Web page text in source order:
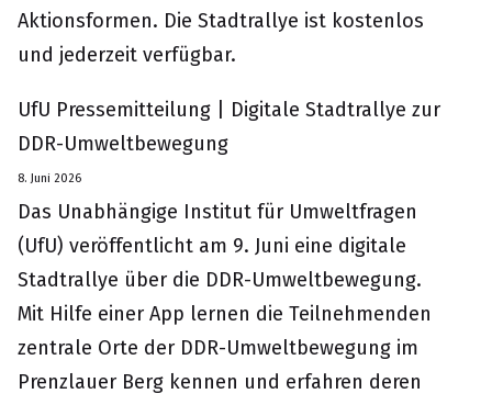
Aktionsformen. Die Stadtrallye ist kostenlos
und jederzeit verfügbar.
UfU Pressemitteilung | Digitale Stadtrallye zur
DDR-Umweltbewegung
8. Juni 2026
Das Unabhängige Institut für Umweltfragen
(UfU) veröffentlicht am 9. Juni eine digitale
Stadtrallye über die DDR-Umweltbewegung.
Mit Hilfe einer App lernen die Teilnehmenden
zentrale Orte der DDR-Umweltbewegung im
Prenzlauer Berg kennen und erfahren deren